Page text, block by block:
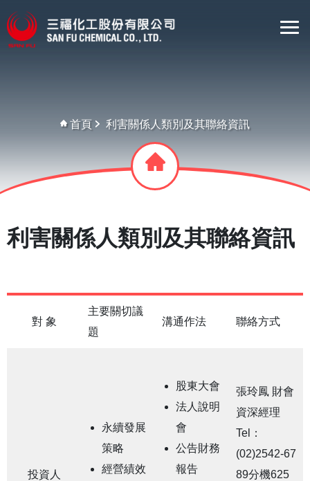
首頁 利害關係人類別及其聯絡資訊
利害關係人類別及其聯絡資訊
對 象
主要關切議
題
溝通作法 聯絡方式
投資人
永續發展
策略
經營績效
股東大會
法人說明
會
公告財務
報告
張玲鳳 財會
資深經理
Tel：
(02)2542-67
89分機625